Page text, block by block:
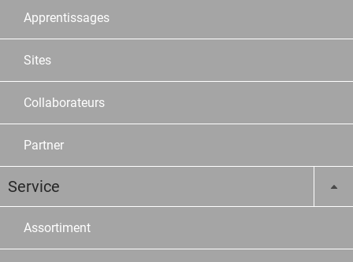
Apprentissages
Sites
Collaborateurs
Partner
Service
Assortiment